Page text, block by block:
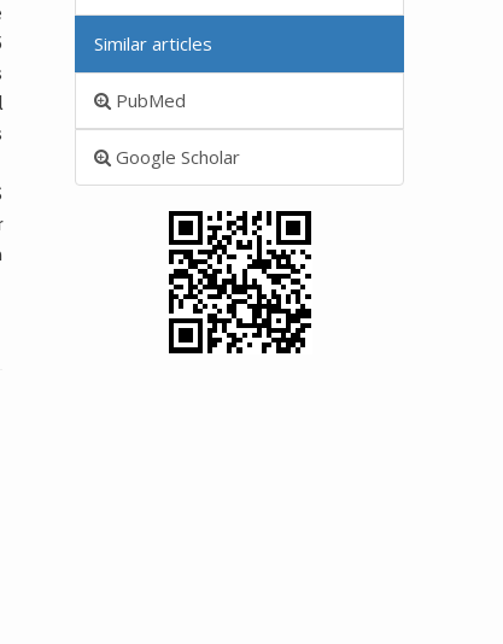
Similar articles
PubMed
Google Scholar